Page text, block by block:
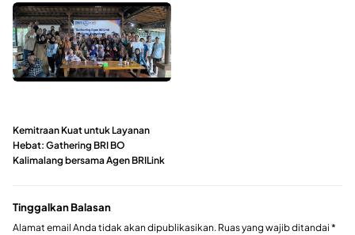
Kemitraan Kuat untuk Layanan
Hebat: Gathering BRI BO
Kalimalang bersama Agen BRILink
Tinggalkan Balasan
Alamat email Anda tidak akan dipublikasikan. Ruas yang wajib ditandai *